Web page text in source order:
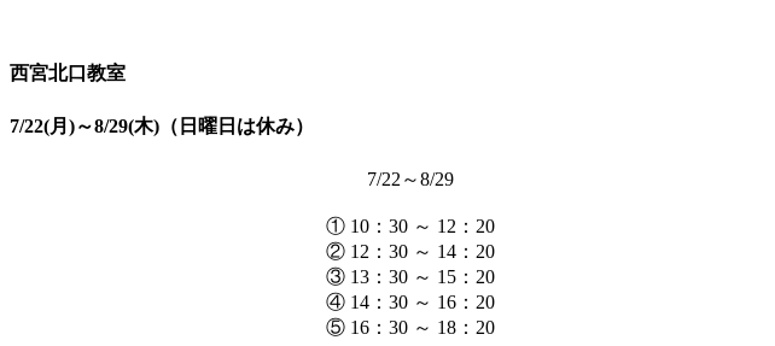
西宮北口教室
7/22(月)～8/29(木)（日曜日は休み）
7/22～8/29
① 10：30 ～ 12：20
② 12：30 ～ 14：20
③ 13：30 ～ 15：20
④ 14：30 ～ 16：20
⑤ 16：30 ～ 18：20